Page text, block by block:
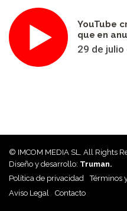
YouTube
que en
29 de julio
© IMCOM MEDIA SL. All Rights
Diseño y desarrollo: Truman.
Política de privacidad
Términos
Aviso Legal
Contacto